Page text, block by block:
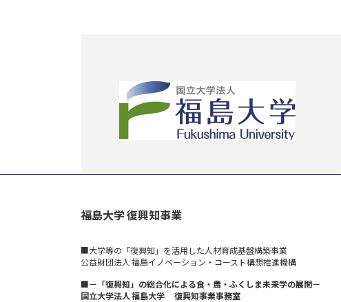
福島大学 復興知事業
■大学等の「復興知」を活用した人材育成基盤構築事業
公益財団法人 福島イノベーション・コースト構想推進機構
■－「復興知」の総合化による食・農・ふくしま未来学の展開－
国立大学法人 福島大学 復興知事業事務室